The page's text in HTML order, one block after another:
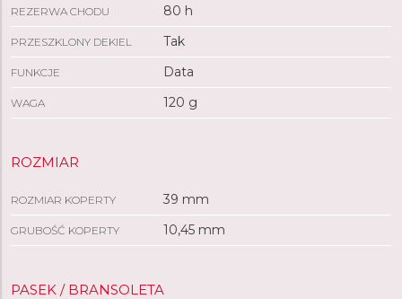
REZERWA CHODU 80 h
PRZESZKLONY DEKIEL Tak
FUNKCJE Data
WAGA 120 g
ROZMIAR
ROZMIAR KOPERTY 39 mm
GRUBOŚĆ KOPERTY 10,45 mm
PASEK / BRANSOLETA